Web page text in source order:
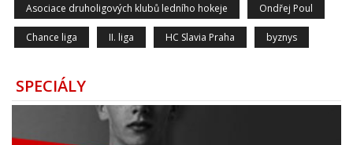
Asociace druholigových klubů ledního hokeje Ondřej Poul
Chance liga II. liga HC Slavia Praha byznys
SPECIÁLY